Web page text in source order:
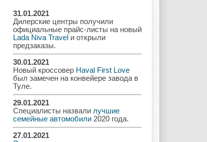
Chrysler Citroen Dacia
Daewoo Dodge Dongfeng
Ferrari Fiat Ford
31.01.2021
Дилерские центры получили
официальные прайс-листы на новый
Lada Niva Travel и открыли
предзаказы.
30.01.2021
Новый кроссовер Haval First Love
был замечен на конвейере завода в
Туле.
29.01.2021
Специалисты назвали лучшие
семейные автомобили 2020 года.
27.01.2021